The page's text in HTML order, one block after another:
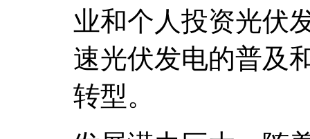
业和个人投资光伏
速光伏发电的普及
转型。